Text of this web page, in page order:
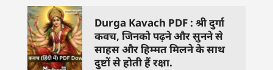
Durga Kavach PDF : श्री दुर्गा
कवच, जिनको पढ़ने और सुनने से
साहस और हिम्मत मिलने के साथ
दुष्टों से होती हैं रक्षा.